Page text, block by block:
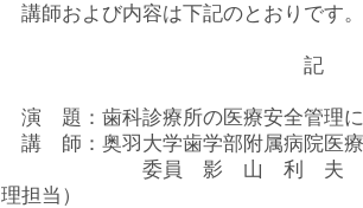
講師および内容は下記のとおりです。
記
演 題：歯科診療所の医療安全管理
講 師：奥羽大学歯学部附属病院医
委員 影 山 利 夫 （医事
理担当）